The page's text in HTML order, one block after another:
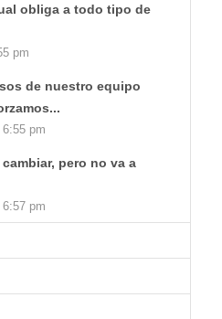
obliga a todo tipo de
pm
de nuestro equipo
pm
pero no va a
pm